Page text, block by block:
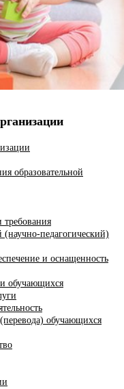
образовательной
требования
(научно-педагогический)
и оснащенность
обучающихся
обучающихся